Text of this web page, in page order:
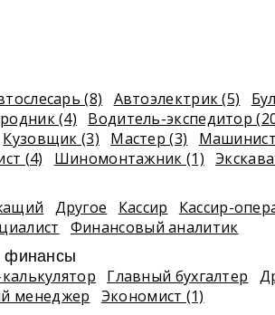
(8) Автоэлектрик (5)
(4) Водитель-экспедитор
Кузовщик (3) Мастер (3)
(4) Шиномонтажник (1)
Другое Кассир
Кассир-
Финансовый аналитик
финансы
Главный бухгалтер
менеджер Экономист (1)